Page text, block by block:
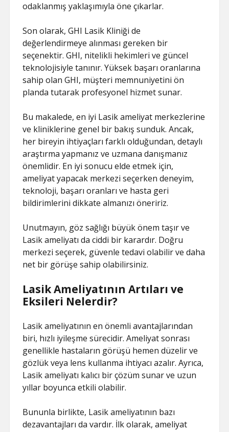
odaklanmış yaklaşımıyla öne çıkarlar.
Son olarak, GHI Lasik Kliniği de
değerlendirmeye alınması gereken bir
seçenektir. GHI, nitelikli hekimleri ve güncel
teknolojisiyle tanınır. Yüksek başarı oranlarına
sahip olan GHI, müşteri memnuniyetini ön
planda tutarak profesyonel hizmet sunar.
Bu makalede, en iyi Lasik ameliyat merkezlerine
ve kliniklerine genel bir bakış sunduk. Ancak,
her bireyin ihtiyaçları farklı olduğundan, detaylı
araştırma yapmanız ve uzmana danışmanız
önemlidir. En iyi sonucu elde etmek için,
ameliyat yapacak merkezi seçerken deneyim,
teknoloji, başarı oranları ve hasta geri
bildirimlerini dikkate almanızı öneririz.
Unutmayın, göz sağlığı büyük önem taşır ve
Lasik ameliyatı da ciddi bir karardır. Doğru
merkezi seçerek, güvenle tedavi olabilir ve daha
net bir görüşe sahip olabilirsiniz.
Lasik Ameliyatının Artıları ve
Eksileri Nelerdir?
Lasik ameliyatının en önemli avantajlarından
biri, hızlı iyileşme sürecidir. Ameliyat sonrası
genellikle hastaların görüşü hemen düzelir ve
gözlük veya lens kullanma ihtiyacı azalır. Ayrıca,
Lasik ameliyatı kalıcı bir çözüm sunar ve uzun
yıllar boyunca etkili olabilir.
Bununla birlikte, Lasik ameliyatının bazı
dezavantajları da vardır. İlk olarak, ameliyat